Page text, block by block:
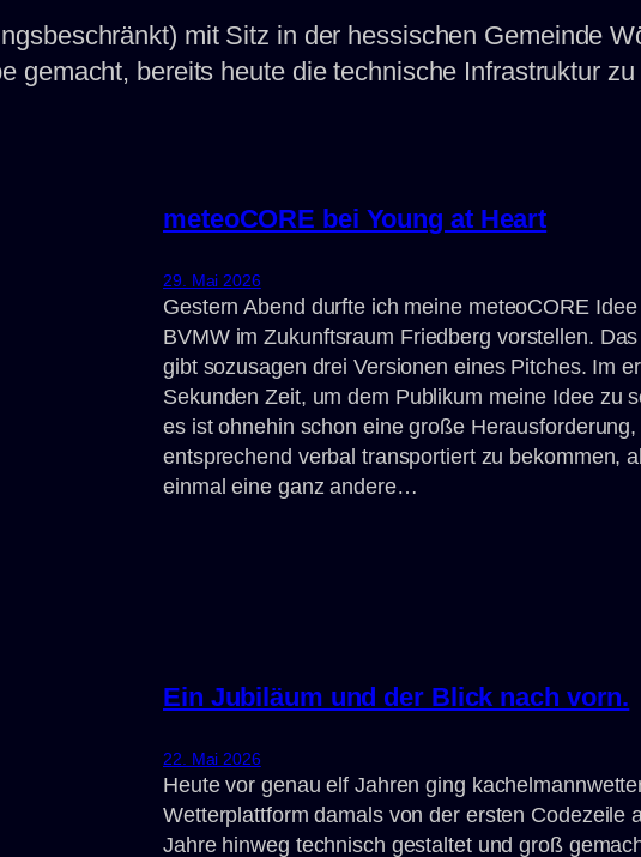
mit Sitz in der hessischen Gemeinde
gemacht, bereits heute die technische Infrastruktur
meteoCORE bei Young at Heart
29. Mai 2026
Gestern Abend durfte ich meine meteoCORE
BVMW im Zukunftsraum Friedberg vorstellen.
gibt sozusagen drei Versionen eines Pitches. Im
Sekunden Zeit, um dem Publikum meine Idee zu
es ist ohnehin schon eine große
entsprechend verbal transportiert zu bekommen,
einmal eine ganz andere…
Ein Jubiläum und der Blick nach vorn.
22. Mai 2026
Heute vor genau elf Jahren ging
Wetterplattform damals von der ersten Codezeile
Jahre hinweg technisch gestaltet und groß